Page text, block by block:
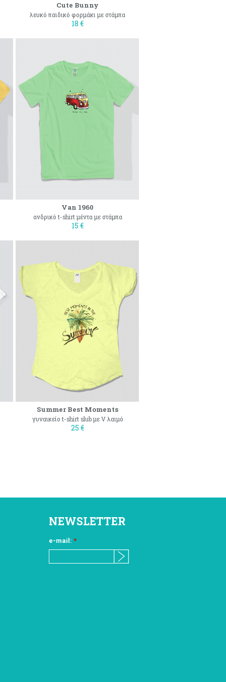
Cute Bunny
λευκό παιδικό φορμάκι με στάμπα
18 €
Van 1960
ανδρικό t-shirt μέντα με στάμπα
15 €
Summer Best Moments
γυναικείο t-shirt slub με V λαιμό
25 €
NEWSLETTER
e-mail: *